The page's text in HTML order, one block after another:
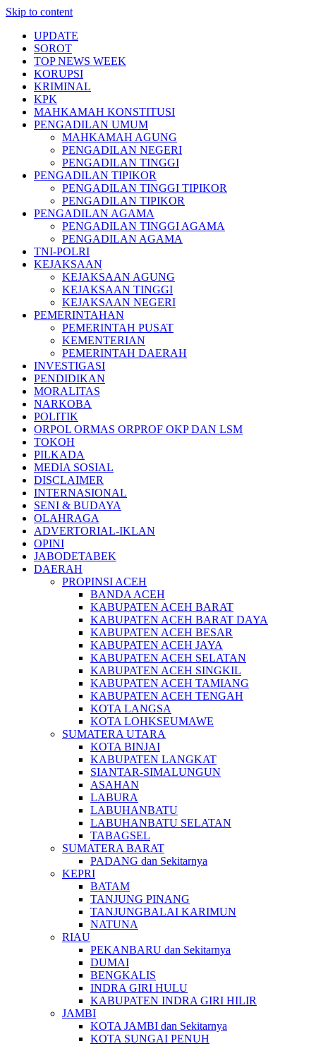
Skip to content
UPDATE
SOROT
TOP NEWS WEEK
KORUPSI
KRIMINAL
KPK
MAHKAMAH KONSTITUSI
PENGADILAN UMUM
MAHKAMAH AGUNG
PENGADILAN NEGERI
PENGADILAN TINGGI
PENGADILAN TIPIKOR
PENGADILAN TINGGI TIPIKOR
PENGADILAN TIPIKOR
PENGADILAN AGAMA
PENGADILAN TINGGI AGAMA
PENGADILAN AGAMA
TNI-POLRI
KEJAKSAAN
KEJAKSAAN AGUNG
KEJAKSAAN TINGGI
KEJAKSAAN NEGERI
PEMERINTAHAN
PEMERINTAH PUSAT
KEMENTERIAN
PEMERINTAH DAERAH
INVESTIGASI
PENDIDIKAN
MORALITAS
NARKOBA
POLITIK
ORPOL ORMAS ORPROF OKP DAN LSM
TOKOH
PILKADA
MEDIA SOSIAL
DISCLAIMER
INTERNASIONAL
SENI & BUDAYA
OLAHRAGA
ADVERTORIAL-IKLAN
OPINI
JABODETABEK
DAERAH
PROPINSI ACEH
BANDA ACEH
KABUPATEN ACEH BARAT
KABUPATEN ACEH BARAT DAYA
KABUPATEN ACEH BESAR
KABUPATEN ACEH JAYA
KABUPATEN ACEH SELATAN
KABUPATEN ACEH SINGKIL
KABUPATEN ACEH TAMIANG
KABUPATEN ACEH TENGAH
KOTA LANGSA
KOTA LOHKSEUMAWE
SUMATERA UTARA
KOTA BINJAI
KABUPATEN LANGKAT
SIANTAR-SIMALUNGUN
ASAHAN
LABURA
LABUHANBATU
LABUHANBATU SELATAN
TABAGSEL
SUMATERA BARAT
PADANG dan Sekitarnya
KEPRI
BATAM
TANJUNG PINANG
TANJUNGBALAI KARIMUN
NATUNA
RIAU
PEKANBARU dan Sekitarnya
DUMAI
BENGKALIS
INDRA GIRI HULU
KABUPATEN INDRA GIRI HILIR
JAMBI
KOTA JAMBI dan Sekitarnya
KOTA SUNGAI PENUH